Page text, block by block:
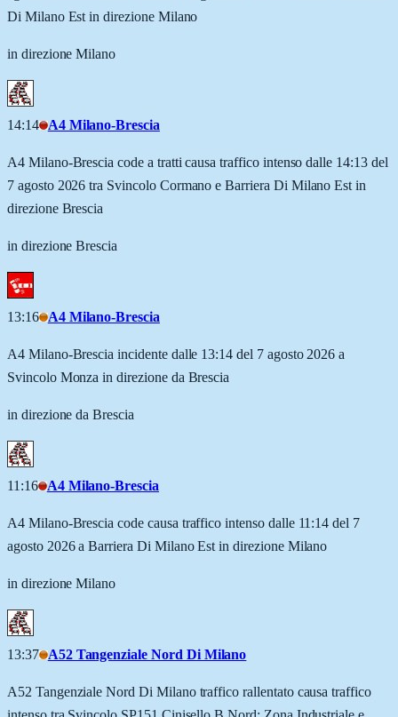
Di Milano Est in direzione Milano
in direzione Milano
14:14 A4 Milano-Brescia
A4 Milano-Brescia code a tratti causa traffico intenso dalle 14:13 del
7 agosto 2026 tra Svincolo Cormano e Barriera Di Milano Est in
direzione Brescia
in direzione Brescia
13:16 A4 Milano-Brescia
A4 Milano-Brescia incidente dalle 13:14 del 7 agosto 2026 a
Svincolo Monza in direzione da Brescia
in direzione da Brescia
11:16 A4 Milano-Brescia
A4 Milano-Brescia code causa traffico intenso dalle 11:14 del 7
agosto 2026 a Barriera Di Milano Est in direzione Milano
in direzione Milano
13:37 A52 Tangenziale Nord Di Milano
A52 Tangenziale Nord Di Milano traffico rallentato causa traffico